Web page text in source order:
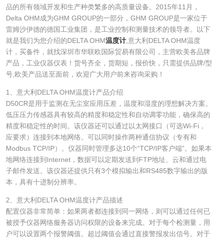
品的所有领域开发和生产种类繁多的高质量设备。2015年11月，
Delta OHM成为GHM GROUP的一部分，GHM GROUP是一家位于
雷姆沙伊德的德国工业集团，是工业控制和测量技术的领导者。以下
就是我们为您介绍的DELTA OHM温度计,意大利DELTA OHM温度
计，买备件，就找深圳市华联欧国际贸易有限公司，主营欧美各品牌
产品，工业仪器仪表！货号齐全，货期短，报价快，只需提供品牌/型
号,欧美产品送至面前，欢迎广大用户前来咨询采购！
1、意大利DELTA OHM温度计产品介绍
D50CR是用于监测在无尘室应用压差，温度和湿度的理想解决方案。
低压压力传感器具有较高的精度和稳定性和自动调零功能，确保高的
精度和稳定性的时间。该仪器还可以通过以太网接口（可选Wi-Fi，
应要求）连接到本地网络。可以同时操作两种通信协议（专有和
Modbus TCP/IP）。仪器同时管理多达10个“TCP/IP客户端”。如果本
地网络连接到Internet，数据可以定期发送到FTP地址、云和通过电
子邮件发送。该仪器还提供只有3个模拟输出和RS485数字输出的版
本，具有十进制分辨率。
2、意大利DELTA OHM温度计产品描述
配置仪器非常简单：如果两者都连接到同一网络，则可以通过任何已
被授予仪器网络服务器访问权限的设备来完成。对于每个检测量，用
户可以设置两个报警阈值。超过阈值会通过直接警报发出信号。对于